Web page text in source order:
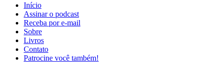
Início
Assinar o podcast
Receba por e-mail
Sobre
Livros
Contato
Patrocine você também!